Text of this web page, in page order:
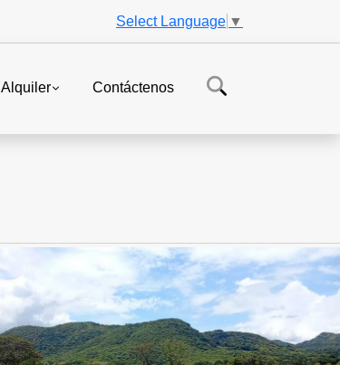
Select Language ▼
Alquiler Contáctenos